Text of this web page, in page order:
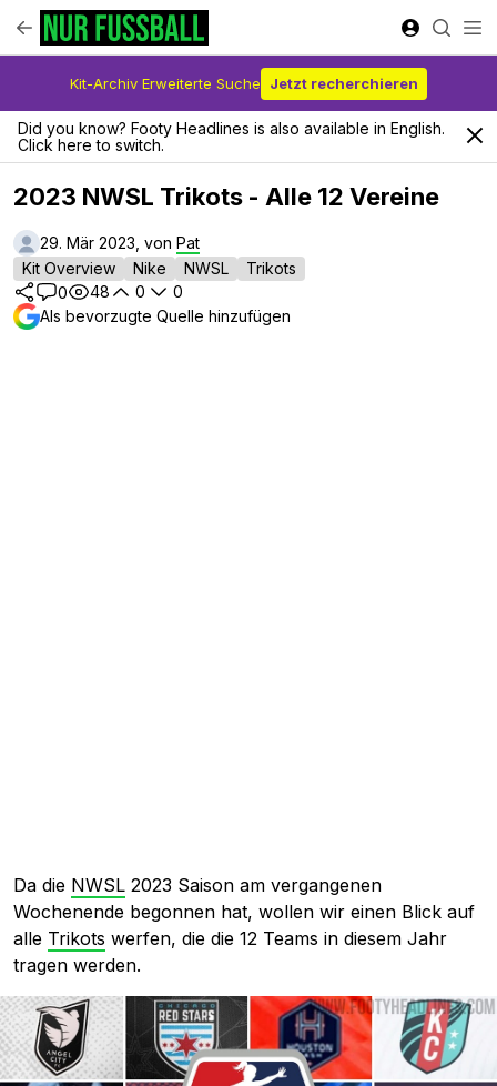
Kit-Archiv Erweiterte Suche Jetzt recherchieren
Did you know? Footy Headlines is also available in English.
Click here to switch.
2023 NWSL Trikots - Alle 12 Vereine
29. Mär 2023, von Pat
Kit Overview
Nike NWSL
Trikots
0
48 0
0
Als bevorzugte Quelle hinzufügen
Da die NWSL 2023 Saison am vergangenen
Wochenende begonnen hat, wollen wir einen Blick auf
alle Trikots werfen, die die 12 Teams in diesem Jahr
tragen werden.